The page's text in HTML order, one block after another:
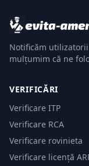
Notificăm
mulțumim că ne
VERIFICĂRI
Verificare ITP
Verificare RCA
Verificare rovinieta
Verificare licență